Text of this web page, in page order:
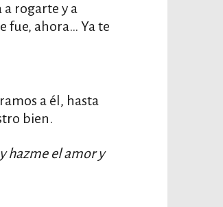
rogarte y a
fue, ahora… Ya te
a él, hasta
bien.
hazme el amor y